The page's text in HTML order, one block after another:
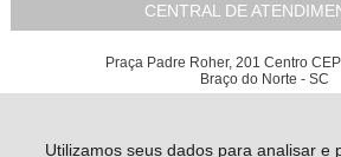
Utilizamos seus dados para analisar e
CENTRAL DE
Praça Padre Roher, 201 Centro
Braço do Norte - SC
Todos os direitos reservados
Relojoaria e